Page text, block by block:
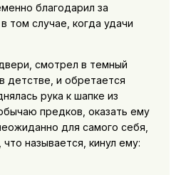
благодарил за
случае, когда удачи
смотрел в темный
детстве, и обретается
рука к шапке из
предков, оказать ему
для самого себя,
называется, кинул ему: